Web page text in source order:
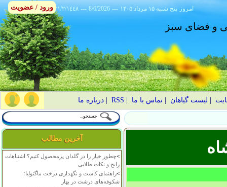
٢١/٢/١٤٤٨ --- 8/6/2026 --- ۱۴۰۵ پنج شنبه ۱۵ مرداد امروز
و فضای سبز
لیست گیاهان |تماس با ما RSS
|درباره ما
آخرین مطالب
>چطور خیار را در گلدان پرمحصول کنیم؟ اشتباهات
رایج و نکات طلایی
>راهنمای کاشت و نگهداری درخت ماگنولیا؛
شکوفه‌های درشت در بهار
ورود / عضویت